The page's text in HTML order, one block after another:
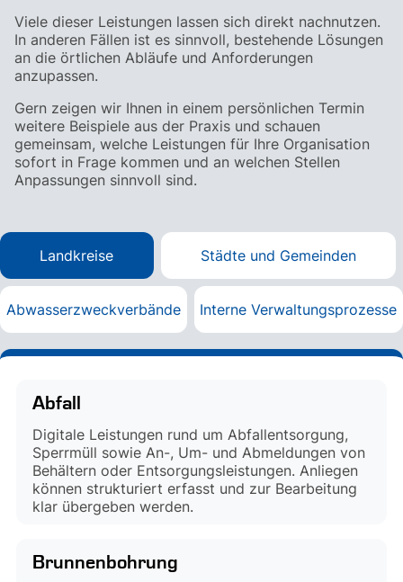
Viele dieser Leistungen lassen sich direkt nachnutzen.
In anderen Fällen ist es sinnvoll, bestehende Lösungen
an die örtlichen Abläufe und Anforderungen
anzupassen.
Gern zeigen wir Ihnen in einem persönlichen Termin
weitere Beispiele aus der Praxis und schauen
gemeinsam, welche Leistungen für Ihre Organisation
sofort in Frage kommen und an welchen Stellen
Anpassungen sinnvoll sind.
Landkreise Städte und Gemeinden
Abwasserzweckverbände Interne Verwaltungsprozesse
Abfall
Digitale Leistungen rund um Abfallentsorgung,
Sperrmüll sowie An-, Um- und Abmeldungen von
Behältern oder Entsorgungsleistungen. Anliegen
können strukturiert erfasst und zur Bearbeitung
klar übergeben werden.
Brunnenbohrung